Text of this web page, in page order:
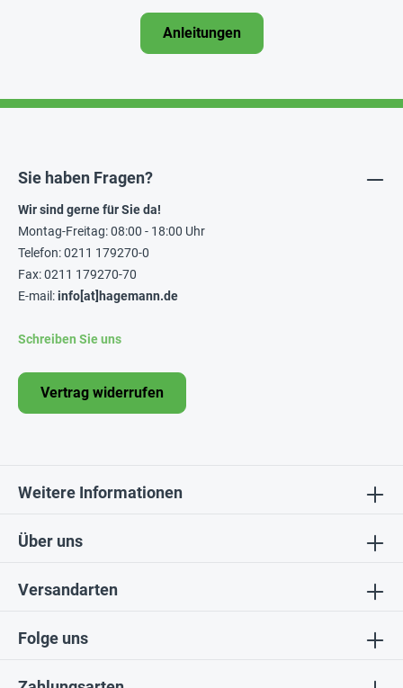
Anleitungen
Folge uns
Über uns
Sie haben Fragen?
Wir sind gerne für Sie da!
Montag-Freitag: 08:00 - 18:00 Uhr
Telefon: 0211 179270-0
Fax: 0211 179270-70
E-mail:info[at]hagemann.de
Schreiben Sie uns
Vertrag widerrufen
Weitere Informationen
Versandarten